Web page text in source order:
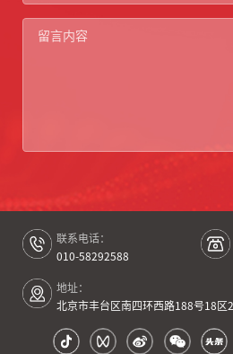
联系电话：
010-58292588
地址：
北京市丰台区南四环西路188号18区